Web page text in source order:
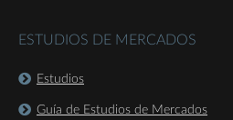
ESTUDIOS DE MERCADOS
Estudios
Guía de Estudios de Mercados